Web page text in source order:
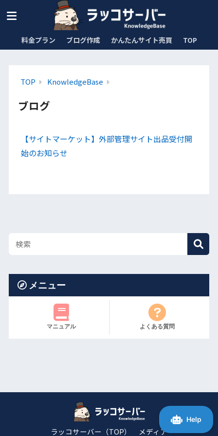
料金プラン ブログ作成 かんたんサイト売買 TOP
TOP KnowledgeBase
ブログ
【サイトマーケット】外部管理サイト出品受付開
始のお知らせ
メニュー
マニュアル よくある質問
ラッコサーバー（TOP） メディア